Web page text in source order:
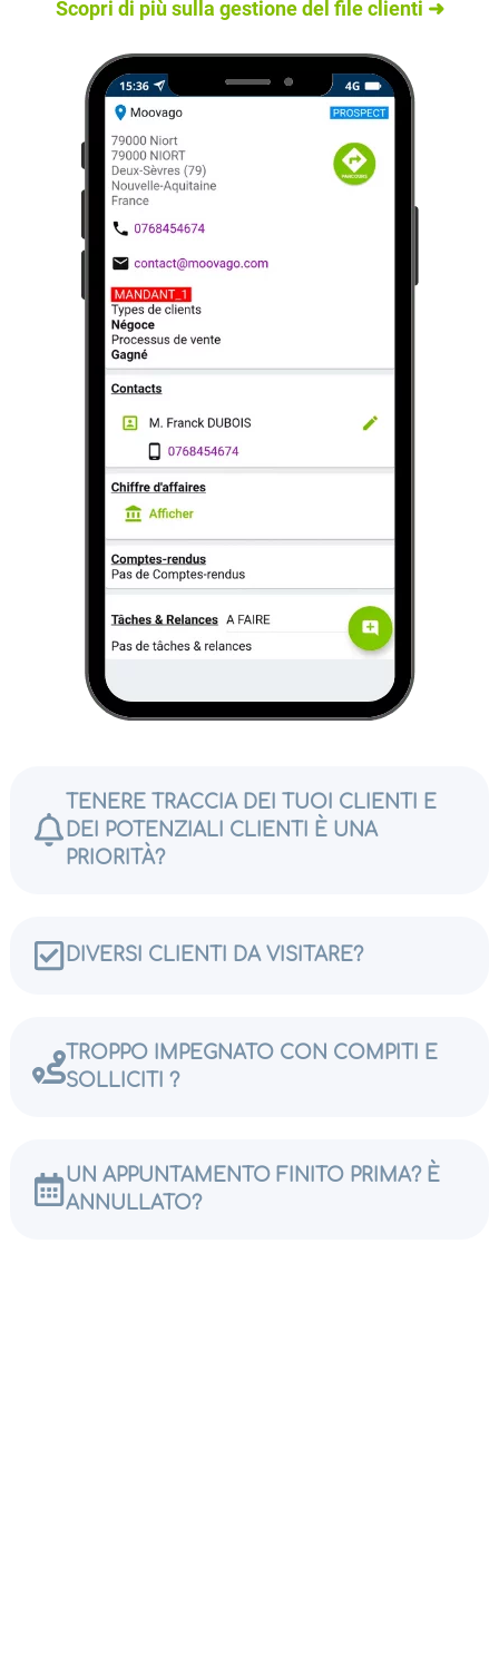
TENERE TRACCIA DEI TUOI CLIENTI E
DEI POTENZIALI CLIENTI È UNA
PRIORITÀ?
DIVERSI CLIENTI DA VISITARE?
TROPPO IMPEGNATO CON COMPITI E
SOLLICITI ?
UN APPUNTAMENTO FINITO PRIMA? È
ANNULLATO?
Scopri di più sulla gestione del file clienti ➜